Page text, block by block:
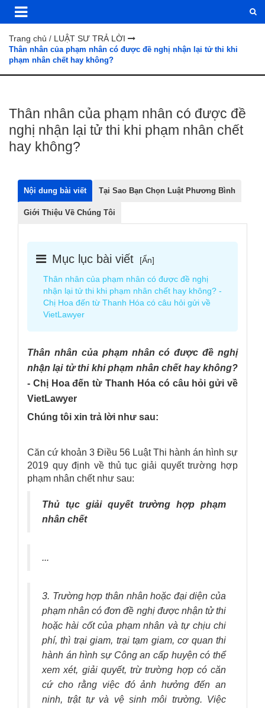
Trang chủ / LUẬT SƯ TRẢ LỜI
Thân nhân của phạm nhân có được đề nghị nhận lại tử thi khi
phạm nhân chết hay không?
Thân nhân của phạm nhân có được đề
nghị nhận lại tử thi khi phạm nhân chết
hay không?
Nội dung bài viết Tại Sao Bạn Chọn Luật Phương Bình
Giới Thiệu Về Chúng Tôi
Mục lục bài viết [Ẩn]
Thân nhân của phạm nhân có được đề nghị
nhận lại tử thi khi phạm nhân chết hay không? -
Chị Hoa đến từ Thanh Hóa có câu hỏi gửi về
VietLawyer
Thân nhân của phạm nhân có được đề nghị
nhận lại tử thi khi phạm nhân chết hay không?
- Chị Hoa đến từ Thanh Hóa có câu hỏi gửi về
VietLawyer
Chúng tôi xin trả lời như sau:
Căn cứ khoản 3 Điều 56 Luật Thi hành án hình sự
2019 quy định về thủ tục giải quyết trường hợp
phạm nhân chết như sau:
Thủ tục giải quyết trường hợp phạm
nhân chết
...
3. Trường hợp thân nhân hoặc đại diện của
phạm nhân có đơn đề nghị được nhận tử thi
hoặc hài cốt của phạm nhân và tự chịu chi
phí, thì trại giam, trại tạm giam, cơ quan thi
hành án hình sự Công an cấp huyện có thể
xem xét, giải quyết, trừ trường hợp có căn
cứ cho rằng việc đó ảnh hưởng đến an
ninh, trật tự và vệ sinh môi trường. Việc